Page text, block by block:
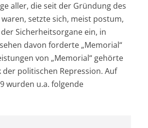
aller, die seit der Gründung des
setzte sich, meist postum,
Sicherheitsorgane ein, in
davon forderte „Memorial“
von „Memorial“ gehörte
politischen Repression. Auf
wurden u.a. folgende